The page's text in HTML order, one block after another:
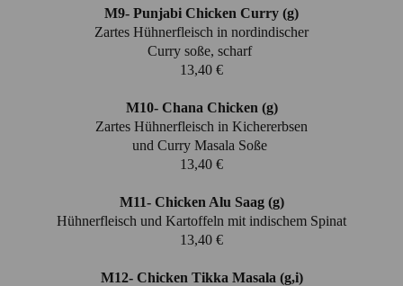
M9- Punjabi Chicken Curry (g)
Zartes Hühnerfleisch in nordindischer
Curry soße, scharf
13,40 €
M10- Chana Chicken (g)
Zartes Hühnerfleisch in Kichererbsen
und Curry Masala Soße
13,40 €
M11- Chicken Alu Saag (g)
Hühnerfleisch und Kartoffeln mit indischem Spinat
13,40 €
M12- Chicken Tikka Masala (g,i)